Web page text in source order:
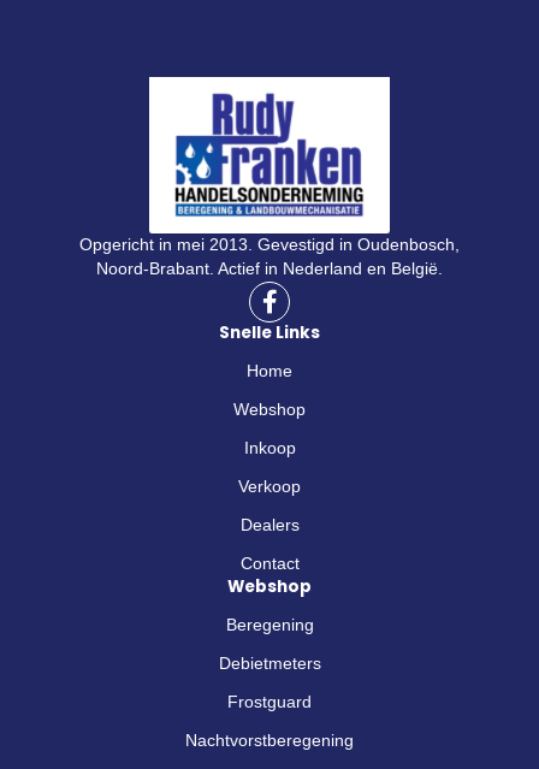
Opgericht in mei 2013. Gevestigd in Oudenbosch,
Noord-Brabant. Actief in Nederland en België.
F
a
c
e
o
k
-
Snelle Links
Home
Webshop
Inkoop
Verkoop
Dealers
Contact
Webshop
Beregening
Debietmeters
Frostguard
Nachtvorstberegening